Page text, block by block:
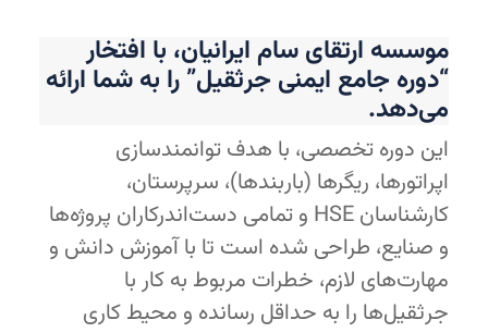
موسسه ارتقای سام ایرانیان، با افتخار
“دوره جامع ایمنی جرثقیل” را به شما ارائه
می‌دهد.
این دوره تخصصی، با هدف توانمندسازی
اپراتورها، ریگرها (باربندها)، سرپرستان،
کارشناسان HSE و تمامی دست‌اندرکاران پروژه‌ها
و صنایع، طراحی شده است تا با آموزش دانش و
مهارت‌های لازم، خطرات مربوط به کار با
جرثقیل‌ها را به حداقل رسانده و محیط کاری